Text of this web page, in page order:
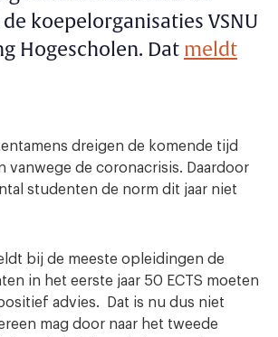
koepelorganisaties VSNU
Hogescholen. Dat meldt
dreigen de komende tijd
vanwege de coronacrisis. Daardoor
studenten de norm dit jaar niet
bij de meeste opleidingen de
in het eerste jaar 50 ECTS moeten
advies. Dat is nu dus niet
mag door naar het tweede